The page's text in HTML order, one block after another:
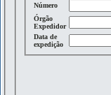
Número
Órgão
Expedidor
Data de
expedição